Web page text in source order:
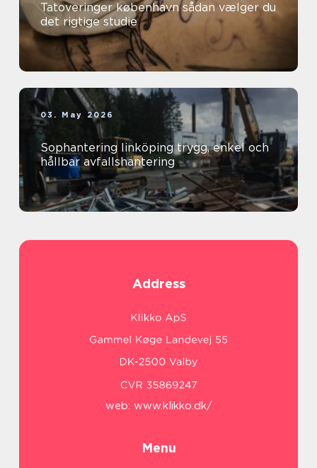
Tatoveringer københavn sådan vælger du
det rigtige studie
03. May 2026
Sophantering linköping trygg, enkel och
hållbar avfallshantering
Address
web: www.klikko.dk/
Menu